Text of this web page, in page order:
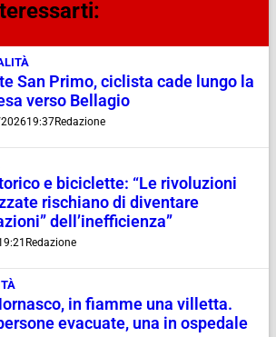
San Primo, ciclista cade lungo la
verso Bellagio
19:37Redazione
e biciclette: “Le rivoluzioni
rischiano di diventare
dell’inefficienza”
Redazione
in fiamme una villetta.
evacuate, una in ospedale